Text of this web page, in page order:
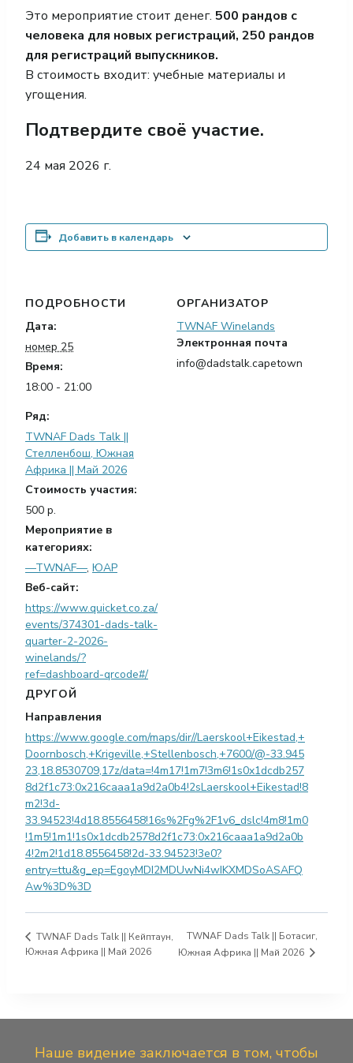
Это мероприятие стоит денег. 500 рандов с
человека для новых регистраций, 250 рандов
для регистраций выпускников.
В стоимость входит: учебные материалы и
угощения.
Подтвердите своё участие.
24 мая 2026 г.
Добавить в календарь
ПОДРОБНОСТИ
Дата:
номер 25
Время:
18:00 - 21:00
Ряд:
TWNAF Dads Talk ||
Стелленбош, Южная
Африка || Май 2026
Стоимость участия:
500 р.
Мероприятие в
категориях:
—TWNAF—, ЮАР
Веб-сайт:
https://www.quicket.co.za/
events/374301-dads-talk-
quarter-2-2026-
winelands/?
ref=dashboard-qrcode#/
ОРГАНИЗАТОР
TWNAF Winelands
Электронная почта
info@dadstalk.capetown
ДРУГОЙ
Направления
https://www.google.com/maps/dir//Laerskool+Eikestad,+
Doornbosch,+Krigeville,+Stellenbosch,+7600/@-33.945
23,18.8530709,17z/data=!4m17!1m7!3m6!1s0x1dcdb257
8d2f1c73:0x216caaa1a9d2a0b4!2sLaerskool+Eikestad!8
m2!3d-
33.94523!4d18.8556458!16s%2Fg%2F1v6_dslc!4m8!1m0
!1m5!1m1!1s0x1dcdb2578d2f1c73:0x216caaa1a9d2a0b
4!2m2!1d18.8556458!2d-33.94523!3e0?
entry=ttu&g_ep=EgoyMDI2MDUwNi4wIKXMDSoASAFQ
Aw%3D%3D
TWNAF Dads Talk || Кейптаун,
Южная Африка || Май 2026
TWNAF Dads Talk || Ботасиг,
Южная Африка || Май 2026
Наше видение заключается в том, чтобы